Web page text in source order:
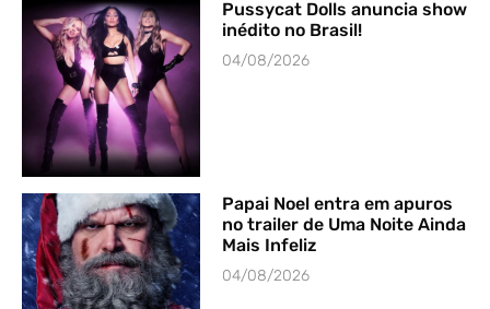
Pussycat Dolls anuncia show
inédito no Brasil!
04/08/2026
Papai Noel entra em apuros
no trailer de Uma Noite Ainda
Mais Infeliz
04/08/2026